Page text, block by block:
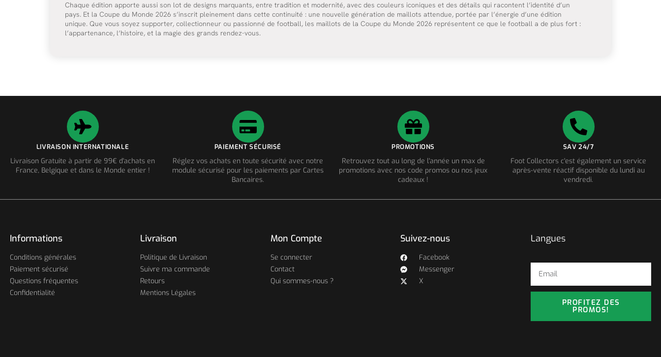
Chaque édition apporte aussi son lot de designs marquants, entre tradition et modernité, avec des couleurs iconiques et des détails qui racontent l’identité d’un
pays. Et la Coupe du Monde 2026 s’inscrit pleinement dans cette continuité : une nouvelle génération de maillots attendue, portée par l’énergie d’une édition
unique. Que vous soyez supporter, collectionneur ou passionné de football, les maillots de la Coupe du Monde 2026 représentent ce que le football a de plus fort :
l’appartenance, l’histoire, et la magie des grands rendez-vous.
LIVRAISON INTERNATIONALE
Livraison Gratuite à partir de 99€ d'achats en
France, Belgique et dans le Monde entier !
PAIEMENT SÉCURISÉ
Réglez vos achats en toute sécurité avec notre
module sécurisé pour les paiements par Cartes
Bancaires.
PROMOTIONS
Retrouvez tout au long de l'année un max de
promotions avec nos code promos ou nos jeux
cadeaux !
SAV 24/7
Foot Collectors c'est également un service
après-vente réactif disponible du lundi au
vendredi.
Informations
Conditions générales
Paiement sécurisé
Questions fréquentes
Confidentialité
Livraison
Politique de Livraison
Suivre ma commande
Retours
Mentions Légales
Mon Compte
Se connecter
Contact
Qui sommes-nous ?
Suivez-nous
Facebook
Messenger
X
Langues
PROFITEZ DES
PROMOS!